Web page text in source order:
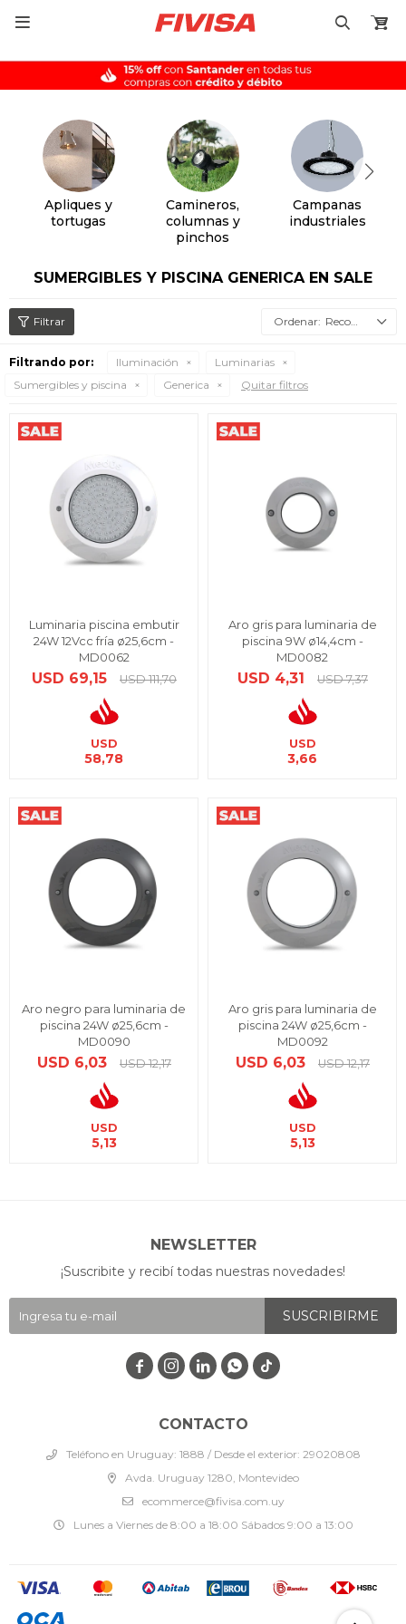

Apliques y
tortugas
Camineros,
columnas y
pinchos
Campanas
industriales
SUMERGIBLES Y PISCINA GENERICA EN SALE
Recomendados
Filtrando por: Iluminación
Luminarias
Sumergibles y piscina
Generica Quitar filtros
Luminaria piscina embutir
24W 12Vcc fría ø25,6cm -
MD0062
USD 69,15 USD 111,70
USD
58,78
Aro gris para luminaria de
piscina 9W ø14,4cm -
MD0082
USD 4,31 USD 7,37
USD
3,66
Aro negro para luminaria de
piscina 24W ø25,6cm -
MD0090
USD 6,03 USD 12,17
USD
5,13
Aro gris para luminaria de
piscina 24W ø25,6cm -
MD0092
USD 6,03 USD 12,17
USD
5,13
CONTACTO
Teléfono en Uruguay: 1888 / Desde el exterior: 29020808
Avda. Uruguay 1280, Montevideo
ecommerce@fivisa.com.uy
Lunes a Viernes de 8:00 a 18:00 Sábados 9:00 a 13:00
NEWSLETTER
¡Suscribite y recibí todas nuestras novedades!
SUSCRIBIRME
   